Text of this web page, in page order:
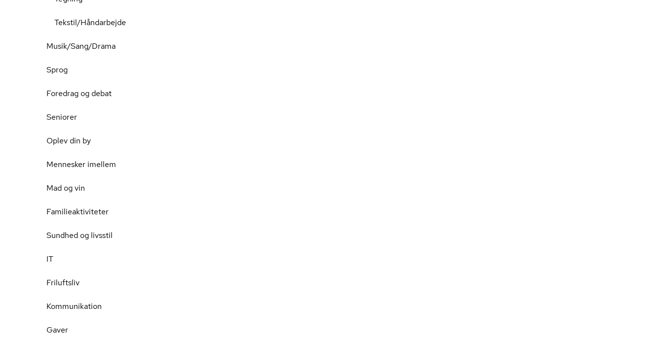
Tekstil/Håndarbejde
Musik/Sang/Drama
Sprog
Foredrag og debat
Seniorer
Oplev din by
Mennesker imellem
Mad og vin
Familieaktiviteter
Sundhed og livsstil
IT
Friluftsliv
Kommunikation
Gaver